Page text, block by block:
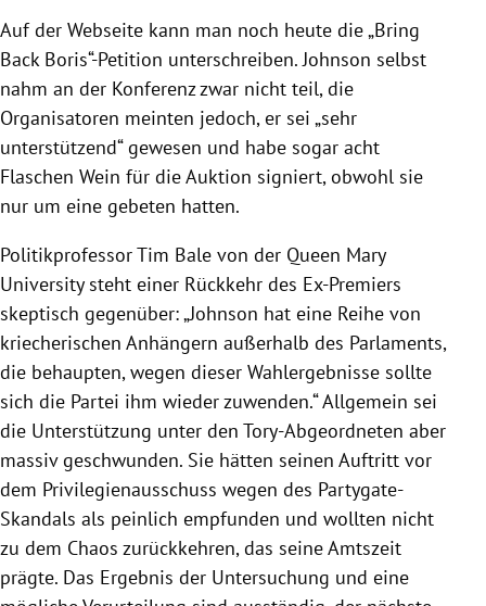
Auf der Webseite kann man noch heute die „Bring
Back Boris“-Petition unterschreiben. Johnson selbst
nahm an der Konferenz zwar nicht teil, die
Organisatoren meinten jedoch, er sei „sehr
unterstützend“ gewesen und habe sogar acht
Flaschen Wein für die Auktion signiert, obwohl sie
nur um eine gebeten hatten.
Politikprofessor Tim Bale von der Queen Mary
University steht einer Rückkehr des Ex-Premiers
skeptisch gegenüber: „Johnson hat eine Reihe von
kriecherischen Anhängern außerhalb des Parlaments,
die behaupten, wegen dieser Wahlergebnisse sollte
sich die Partei ihm wieder zuwenden.“ Allgemein sei
die Unterstützung unter den Tory-Abgeordneten aber
massiv geschwunden. Sie hätten seinen Auftritt vor
dem Privilegienausschuss wegen des Partygate-
Skandals als peinlich empfunden und wollten nicht
zu dem Chaos zurückkehren, das seine Amtszeit
prägte. Das Ergebnis der Untersuchung und eine